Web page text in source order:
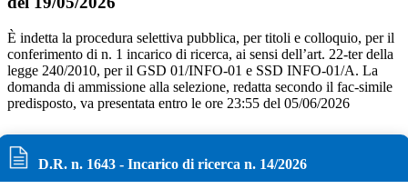
È indetta la procedura selettiva pubblica, per titoli e colloquio, per il
conferimento di n. 1 incarico di ricerca, ai sensi dell’art. 22-ter della
legge 240/2010, per il GSD 01/INFO-01 e SSD INFO-01/A. La
domanda di ammissione alla selezione, redatta secondo il fac-simile
predisposto, va presentata entro le ore 23:55 del 05/06/2026
D.R. n. 1643 - Incarico di ricerca n. 14/2026